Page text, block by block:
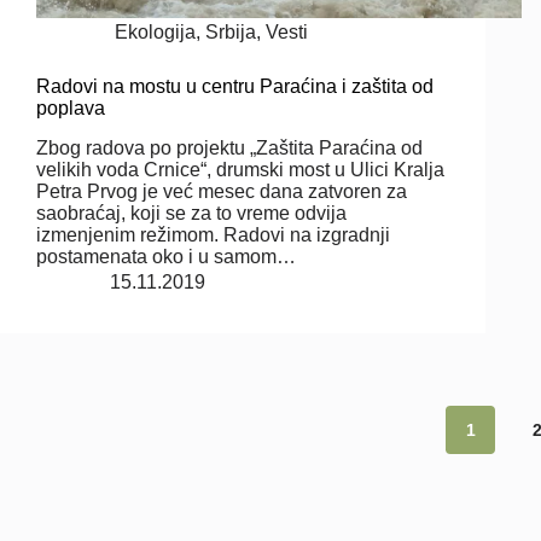
Ekologija, Srbija,Vesti
Radovi na mostu u centru Paraćina i zaštita od
poplava
Zbog radova po projektu „Zaštita Paraćina od
velikih voda Crnice“, drumski most u Ulici Kralja
Petra Prvog je već mesec dana zatvoren za
saobraćaj, koji se za to vreme odvija
izmenjenim režimom. Radovi na izgradnji
postamenata oko i u samom…
15.11.2019
1 2